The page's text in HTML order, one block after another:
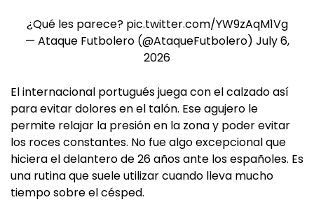
¿Qué les parece? pic.twitter.com/YW9zAqM1Vg
— Ataque Futbolero (@AtaqueFutbolero) July 6,
2026
El internacional portugués juega con el calzado así
para evitar dolores en el talón. Ese agujero le
permite relajar la presión en la zona y poder evitar
los roces constantes. No fue algo excepcional que
hiciera el delantero de 26 años ante los españoles. Es
una rutina que suele utilizar cuando lleva mucho
tiempo sobre el césped.